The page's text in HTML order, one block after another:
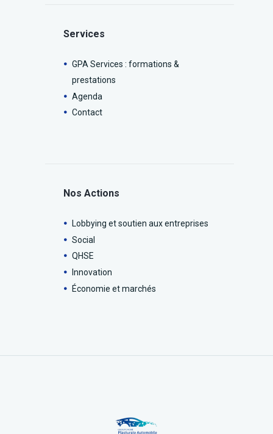
Services
GPA Services : formations &
prestations
Agenda
Contact
Nos Actions
Lobbying et soutien aux entreprises
Social
QHSE
Innovation
Économie et marchés